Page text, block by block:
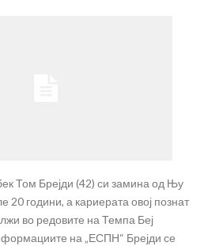
Том Брејди (42) си замина од Њу
20 години, а кариерата овој познат
во редовите на Темпа Беј
на „ЕСПН“ Брејди се